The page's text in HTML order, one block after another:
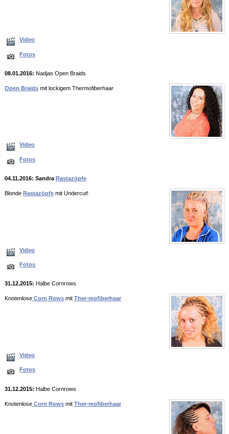
Video
Fotos
08.01.2016: Nadjas Open Braids
Open Braidsmit lockigem Thermofiberhaar
Video
Fotos
04.11.2016: Sandra Rastazöpfe
Blonde Rastazöpfemit Undercut!
Video
Fotos
31.12.2015: Halbe Cornrows
KnotenloseCorn Rowsmit Ther-mofiberhaar
Video
Fotos
31.12.2015: Halbe Cornrows
KnotenloseCorn Rowsmit Ther-mofiberhaar